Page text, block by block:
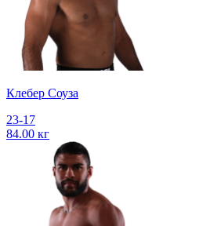
Клебер Соуза
23-17
84.00 кг